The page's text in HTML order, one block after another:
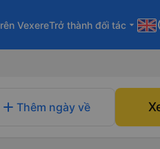
VexereTrở thành đối tác arrow_drop_down
add Thêm ngày về